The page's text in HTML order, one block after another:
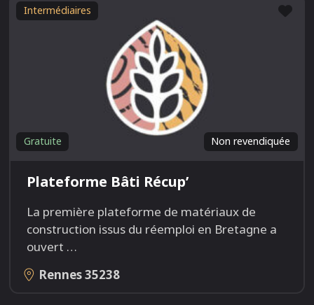
Intermédiaires
Non revendiquée
Gratuite
Plateforme Bâti Récup’
La première plateforme de matériaux de
construction issus du réemploi en Bretagne a
ouvert …
Rennes35238